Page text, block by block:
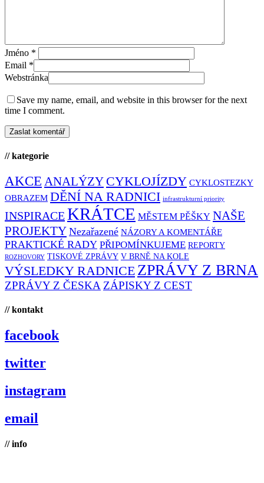
Jméno *
Email *
Webstránka
Save my name, email, and website in this browser for the next
time I comment.
// kategorie
AKCE ANALÝZY CYKLOJÍZDY CYKLOSTEZKY
OBRAZEM DĚNÍ NA RADNICI infrastrukturní priority
INSPIRACEKRÁTCE MĚSTEM PĚŠKY NAŠE
PROJEKTY Nezařazené NÁZORY A KOMENTÁŘE
PRAKTICKÉ RADY PŘIPOMÍNKUJEME REPORTY
ROZHOVORY TISKOVÉ ZPRÁVY V BRNĚ NA KOLE
VÝSLEDKY RADNICE ZPRÁVY Z BRNA
ZPRÁVY Z ČESKA ZÁPISKY Z CEST
// kontakt
facebook
twitter
instagram
email
// info